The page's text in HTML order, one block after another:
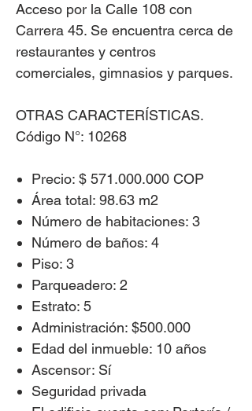
Acceso por la Calle 108 con
Carrera 45. Se encuentra cerca de
restaurantes y centros
comerciales, gimnasios y parques.
OTRAS CARACTERÍSTICAS.
Código N°: 10268
Precio: $ 571.000.000 COP
Área total: 98.63 m2
Número de habitaciones: 3
Número de baños: 4
Piso: 3
Parqueadero: 2
Estrato: 5
Administración: $500.000
Edad del inmueble: 10 años
Ascensor: Sí
Seguridad privada